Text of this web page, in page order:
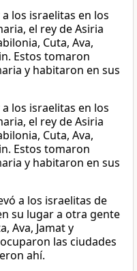
los israelitas en los
el rey de Asiria
Cuta, Ava,
Estos tomaron
y habitaron en sus
los israelitas en los
el rey de Asiria
Cuta, Ava,
Estos tomaron
y habitaron en sus
a los israelitas de
su lugar a otra gente
Ava, Jamat y
las ciudades
ahí.